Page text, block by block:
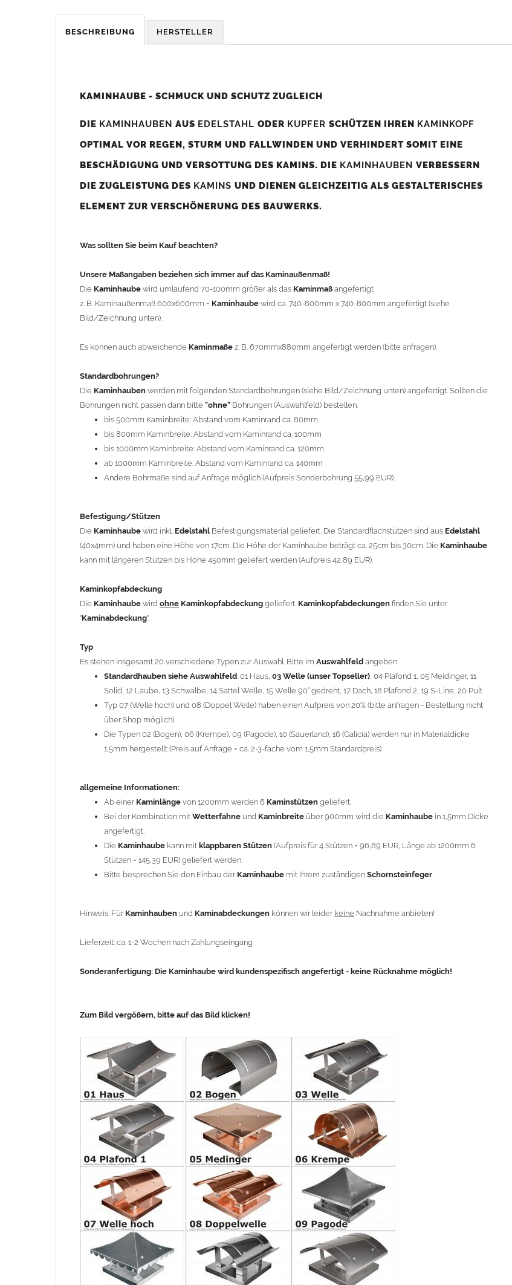
Was sollten Sie beim Kauf beachten?
Standardbohrungen?
Bohrungen nicht passen dann bitte"ohne"Bohrungen (Auswahlfeld) bestellen.
bis 500mm Kaminbreite: Abstand vom Kaminrand ca. 80mm
ab 1000mm Kaminbreite: Abstand vom Kaminrand ca. 140mm
Befestigung/Stützen
Kaminhaubewird inkl.Edelstahl
kann mit längeren Stützen bis Höhe 450mm geliefert werden (Aufpreis 42,89 EUR).
Kaminkopfabdeckung
Kaminhaubewirdohne Kaminkopfabdeckunggeliefert.Kaminkopfabdeckungenfinden Sie unter
Kaminabdeckung".
Es stehen insgesamt 20 verschiedene Typen zur Auswahl. Bitte imAuswahlfeld
Standardhauben siehe Auswahlfeld: 01 Haus,03 Welle (unser Topseller)
12 Laube, 13 Schwalbe, 14 Sattel Welle, 15 Welle 90° gedreht, 17 Dach, 18 Plafond 2, 19 S-Line, 20 Pult
Die Typen 02 (Bogen), 06 (Krempe), 09 (Pagode), 10 (Sauerland), 16 (Galicia) werden nur in Materialdicke 1,5mm
hergestellt (Preis auf Anfrage = ca. 2-3-fache vom 1,5mm Standardpreis)
Ab einerKaminlänge
Bei der Kombination mitWetterfahneundKaminbreite über 900mm wird dieKaminhaubein 1,5mm Dicke
angefertigt.
= 145,39 EUR) geliefert werden.
Bitte besprechen Sie den Einbau derKaminhaubemit Ihrem zuständigenSchornsteinfeger
Zum Bild vergößern, bitte auf das Bild klicken!
BESCHREIBUNG HERSTELLER
KAMINHAUBE - SCHMUCK UND SCHUTZ ZUGLEICH
DIE KAMINHAUBEN AUS EDELSTAHL ODER KUPFER SCHÜTZEN IHREN KAMINKOPF
OPTIMAL VOR REGEN, STURM UND FALLWINDEN UND VERHINDERT SOMIT EINE
BESCHÄDIGUNG UND VERSOTTUNG DES KAMINS. DIE KAMINHAUBEN VERBESSERN
DIE ZUGLEISTUNG DES KAMINS UND DIENEN GLEICHZEITIG ALS GESTALTERISCHES
ELEMENT ZUR VERSCHÖNERUNG DES BAUWERKS.
Was sollten Sie beim Kauf beachten?
Unsere Maßangaben beziehen sich immer auf das Kaminaußenmaß!
Die Kaminhaube wird umlaufend 70-100mm größer als das Kaminmaß angefertigt
z. B. Kaminaußenmaß 600x600mm = Kaminhaube wird ca. 740-800mm x 740-800mm angefertigt (siehe
Bild/Zeichnung unten).
Es können auch abweichende Kaminmaße z. B. 670mmx880mm angefertigt werden (bitte anfragen).
Standardbohrungen?
Die Kaminhauben werden mit folgenden Standardbohrungen (siehe Bild/Zeichnung unten) angefertigt. Sollten die
Bohrungen nicht passen dann bitte "ohne" Bohrungen (Auswahlfeld) bestellen.
bis 500mm Kaminbreite: Abstand vom Kaminrand ca. 80mm
bis 800mm Kaminbreite: Abstand vom Kaminrand ca. 100mm
bis 1000mm Kaminbreite: Abstand vom Kaminrand ca. 120mm
ab 1000mm Kaminbreite: Abstand vom Kaminrand ca. 140mm
Andere Bohrmaße sind auf Anfrage möglich (Aufpreis Sonderbohrung 55,99 EUR).
Befestigung/Stützen
Die Kaminhaube wird inkl. Edelstahl Befestigungsmaterial geliefert. Die Standardflachstützen sind aus Edelstahl
(40x4mm) und haben eine Höhe von 17cm. Die Höhe der Kaminhaube beträgt ca. 25cm bis 30cm. Die Kaminhaube
kann mit längeren Stützen bis Höhe 450mm geliefert werden (Aufpreis 42,89 EUR).
Kaminkopfabdeckung
Die Kaminhaube wird ohne Kaminkopfabdeckung geliefert. Kaminkopfabdeckungen finden Sie unter
"Kaminabdeckung".
Typ
Es stehen insgesamt 20 verschiedene Typen zur Auswahl. Bitte im Auswahlfeld angeben.
Standardhauben siehe Auswahlfeld: 01 Haus, 03 Welle (unser Topseller) , 04 Plafond 1, 05 Meidinger, 11
Solid, 12 Laube, 13 Schwalbe, 14 Sattel Welle, 15 Welle 90° gedreht, 17 Dach, 18 Plafond 2, 19 S-Line, 20 Pult
Typ 07 (Welle hoch) und 08 (Doppel Welle) haben einen Aufpreis von 20% (bitte anfragen - Bestellung nicht
über Shop möglich).
Die Typen 02 (Bogen), 06 (Krempe), 09 (Pagode), 10 (Sauerland), 16 (Galicia) werden nur in Materialdicke
1,5mm hergestellt (Preis auf Anfrage = ca. 2-3-fache vom 1,5mm Standardpreis)
allgemeine Informationen:
Ab einer Kaminlänge von 1200mm werden 6 Kaminstützen geliefert.
Bei der Kombination mit Wetterfahne und Kaminbreite über 900mm wird die Kaminhaube in 1,5mm Dicke
angefertigt.
Die Kaminhaube kann mit klappbaren Stützen (Aufpreis für 4 Stützen = 96,89 EUR, Länge ab 1200mm 6
Stützen = 145,39 EUR) geliefert werden.
Bitte besprechen Sie den Einbau der Kaminhaube mit Ihrem zuständigen Schornsteinfeger
Hinweis: Für Kaminhauben und Kaminabdeckungen können wir leider keine Nachnahme anbieten!
Lieferzeit: ca. 1-2 Wochen nach Zahlungseingang
Sonderanfertigung: Die Kaminhaube wird kundenspezifisch angefertigt - keine Rücknahme möglich!
Zum Bild vergößern, bitte auf das Bild klicken!